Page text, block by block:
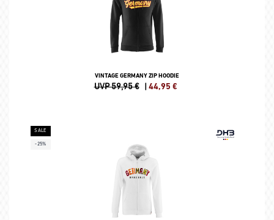
VINTAGE GERMANY ZIP HOODIE
UVP 59,95 € | 44,95 €
SALE
-25%